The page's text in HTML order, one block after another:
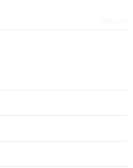
2026.7.15